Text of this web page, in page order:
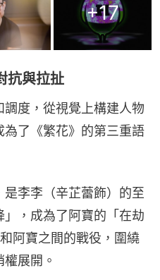
+17
抗與拉扯
度，從視覺上構建人物
了《繁花》的第三重語
李李（辛芷蕾飾）的至
，成為了阿寶的「在劫
阿寶之間的戰役，圍繞
展開。